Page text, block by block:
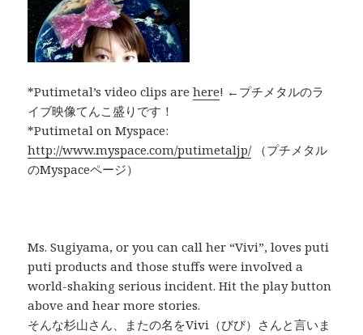
*Putimetal’s video clips arehere! ←プチメタルのラ
イブ映像てんこ盛りです！
*Putimetal on Myspace:
http://www.myspace.com/putimetaljp/（プチメタル
のMyspaceページ）
Ms. Sugiyama, or you can call her “Vivi”, loves puti
puti products and those stuffs were involved a
world-shaking serious incident. Hit the play button
above and hear more stories.
そんな杉山さん、またの名をVivi（びび）さんと言いま